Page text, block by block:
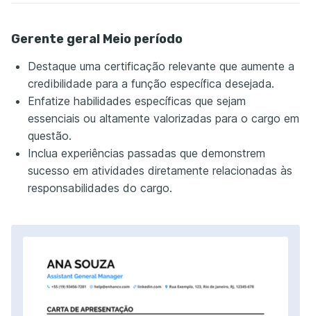
Gerente geral Meio período
Destaque uma certificação relevante que aumente a
credibilidade para a função específica desejada.
Enfatize habilidades específicas que sejam
essenciais ou altamente valorizadas para o cargo em
questão.
Inclua experiências passadas que demonstrem
sucesso em atividades diretamente relacionadas às
responsabilidades do cargo.